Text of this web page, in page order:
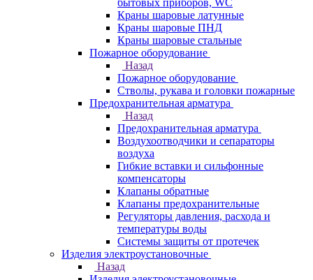
бытовых приборов, WC
Краны шаровые латунные
Краны шаровые ПНД
Краны шаровые стальные
Пожарное оборудование
Назад
Пожарное оборудование
Стволы, рукава и головки пожарные
Предохранительная арматура
Назад
Предохранительная арматура
Воздухоотводчики и сепараторы
воздуха
Гибкие вставки и сильфонные
компенсаторы
Клапаны обратные
Клапаны предохранительные
Регуляторы давления, расхода и
температуры воды
Системы защиты от протечек
Изделия электроустановочные
Назад